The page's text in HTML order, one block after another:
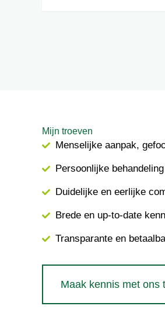
Mijn troeven
Menselijke aanpak,
Persoonlijke
Duidelijke en eerlijke
Brede en up-to-date
Transparante en
Maak kennis met ons